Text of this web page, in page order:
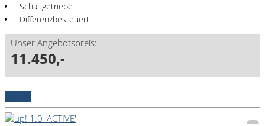
Schaltgetriebe
Differenzbesteuert
Unser Angebotspreis:
11.450,-